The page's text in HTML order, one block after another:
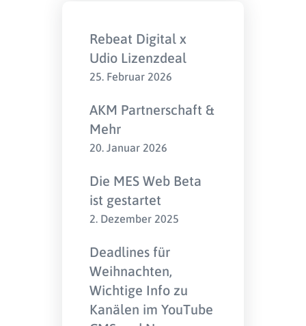
Rebeat Digital x
Udio Lizenzdeal
25. Februar 2026
AKM Partnerschaft &
Mehr
20. Januar 2026
Die MES Web Beta
ist gestartet
2. Dezember 2025
Deadlines für
Weihnachten,
Wichtige Info zu
Kanälen im YouTube